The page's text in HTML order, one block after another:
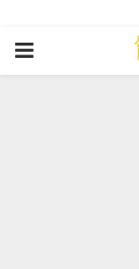
PRIMARY